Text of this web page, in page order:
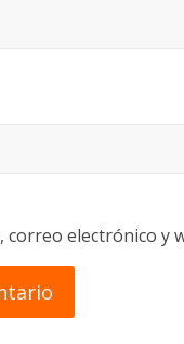
correo electrónico y